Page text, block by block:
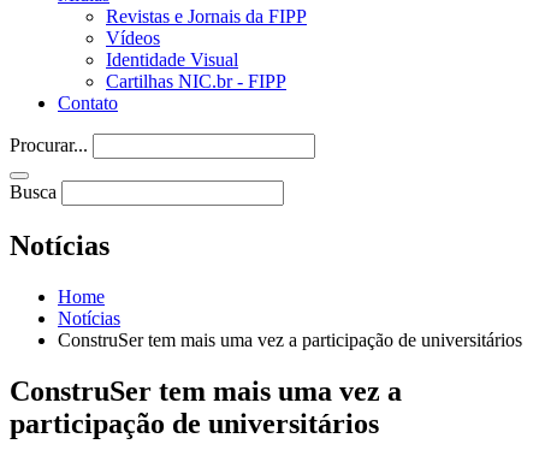
Revistas e Jornais da FIPP
Vídeos
Identidade Visual
Cartilhas NIC.br - FIPP
Contato
Procurar...
Busca
Notícias
Home
Notícias
ConstruSer tem mais uma vez a participação de universitários
ConstruSer tem mais uma vez a
participação de universitários